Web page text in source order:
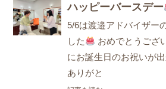
ハッピーバースデー
5/6は渡邉アドバイザー
した
おめでとうござ
にお誕生日のお祝いが
ありがと